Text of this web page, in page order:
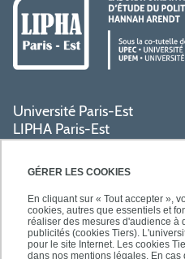
GÉRER LES COOKIES
En cliquant sur « Tout accepter »,
cookies, autres que essentiels et
réaliser des mesures d'audience à
publicités (cookies Tiers).
pour le site Internet. Les cookies
dans nos mentions légales. En
Université Paris-Est
LIPHA Paris-Est
61, avenue du Général de
PRATIQUE